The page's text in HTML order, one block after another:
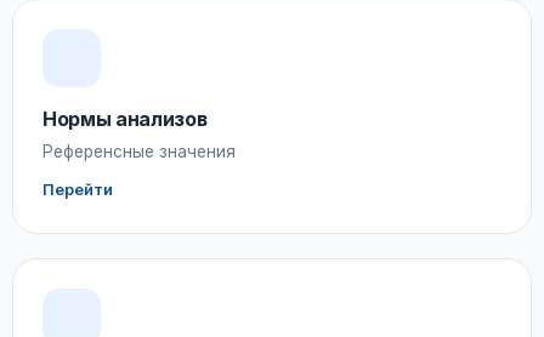
Нормы анализов
Референсные значения
Перейти